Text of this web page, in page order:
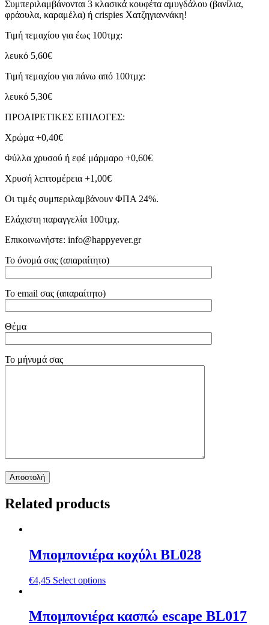
Συμπεριλαμβάνονται 3 κλασικά κουφέτα αμυγδάλου (βανίλια,
φράουλα, καραμέλα) ή crispies Χατζηγιαννάκη!
Τιμή τεμαχίου για έως 100τμχ:
λευκό 5,60€
Τιμή τεμαχίου για πάνω από 100τμχ:
λευκό 5,30€
ΠΡΟΑΙΡΕΤΙΚΕΣ ΕΠΙΛΟΓΕΣ:
Χρώμα +0,40€
Φύλλα χρυσού ή εφέ μάρμαρο +0,60€
Χρυσή λεπτομέρεια +1,00€
Οι τιμές συμπεριλαμβάνουν ΦΠΑ 24%.
Ελάχιστη παραγγελία 100τμχ.
Επικοινωνήστε: info@happyever.gr
Το όνομά σας (απαραίτητο)
Το email σας (απαραίτητο)
Θέμα
Το μήνυμά σας
Related products
Μπομπονιέρα κοχύλι BL028
€4,45 Select options
Μπομπονιέρα κασπώ escape BL017